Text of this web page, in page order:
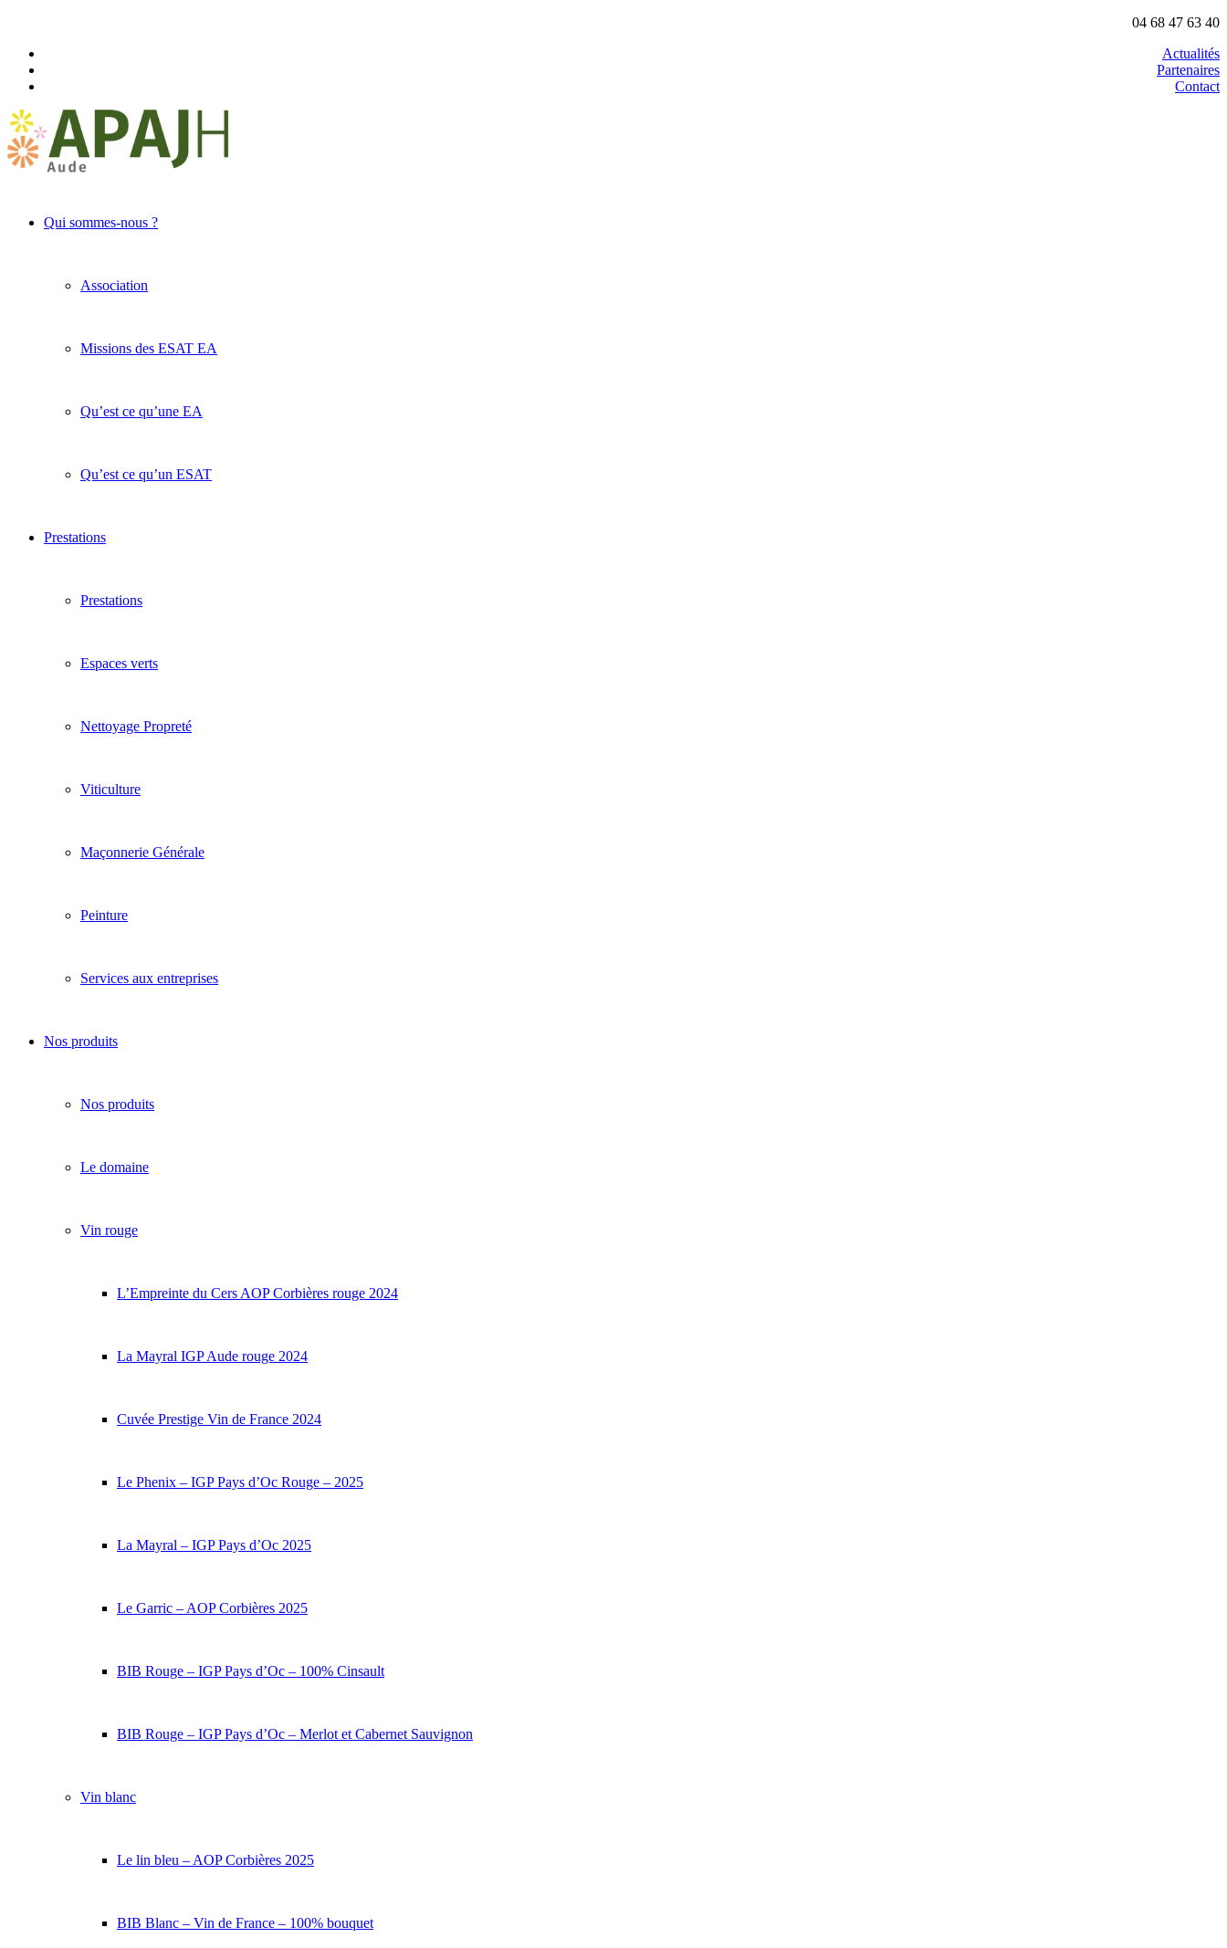
04 68 47 63 40
Actualités
Partenaires
Contact
Qui sommes-nous ?
Association
Missions des ESAT EA
Qu’est ce qu’une EA
Qu’est ce qu’un ESAT
Prestations
Prestations
Espaces verts
Nettoyage Propreté
Viticulture
Maçonnerie Générale
Peinture
Services aux entreprises
Nos produits
Nos produits
Le domaine
Vin rouge
L’Empreinte du Cers AOP Corbières rouge 2024
La Mayral IGP Aude rouge 2024
Cuvée Prestige Vin de France 2024
Le Phenix – IGP Pays d’Oc Rouge – 2025
La Mayral – IGP Pays d’Oc 2025
Le Garric – AOP Corbières 2025
BIB Rouge – IGP Pays d’Oc – 100% Cinsault
BIB Rouge – IGP Pays d’Oc – Merlot et Cabernet Sauvignon
Vin blanc
Le lin bleu – AOP Corbières 2025
BIB Blanc – Vin de France – 100% bouquet